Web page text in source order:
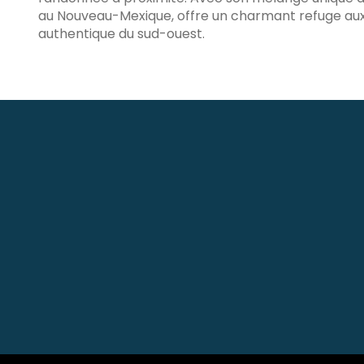
au Nouveau-Mexique, offre un charmant refuge
authentique du sud-ouest.